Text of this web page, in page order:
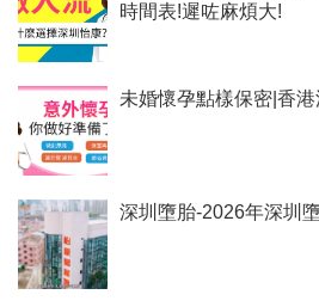
時間表!遲咗麻煩大!
未婚懷孕點樣保密|香
深圳墮胎-2026年深圳